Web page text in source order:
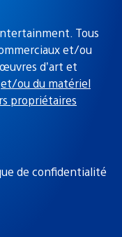
Tous
et/ou
d’art et
et/ou du matériel
propriétaires
de confidentialité